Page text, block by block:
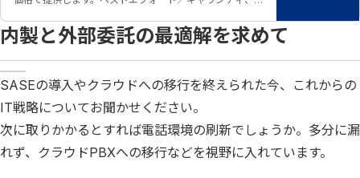
内製と外部委託の最適解を求めて
SASEの導入やクラウドへの移行を終えられた今、これからの
IT戦略についてお聞かせください。
次に取りかかるとすれば電話環境の刷新でしょうか。多分に漏
れず、クラウドPBXへの移行などを視野に入れています。